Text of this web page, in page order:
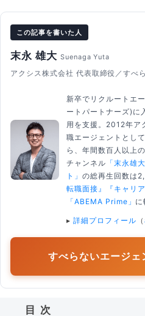
この記事を書いた人
末永 雄大 Suenaga Yuta
アクシス株式会社 代表取締役／すべ
新卒でリクルートエ
ートパートナーズ)に
用を支援。2012年ア
職エージェントとし
ら、年間数百人以上
チャンネル 「末永雄
ト」 の総再生回数は
転職面接』
『キャリ
「ABEMA Prime」 に
▸ 詳細プロフィール （
すべらないエージェ
目次